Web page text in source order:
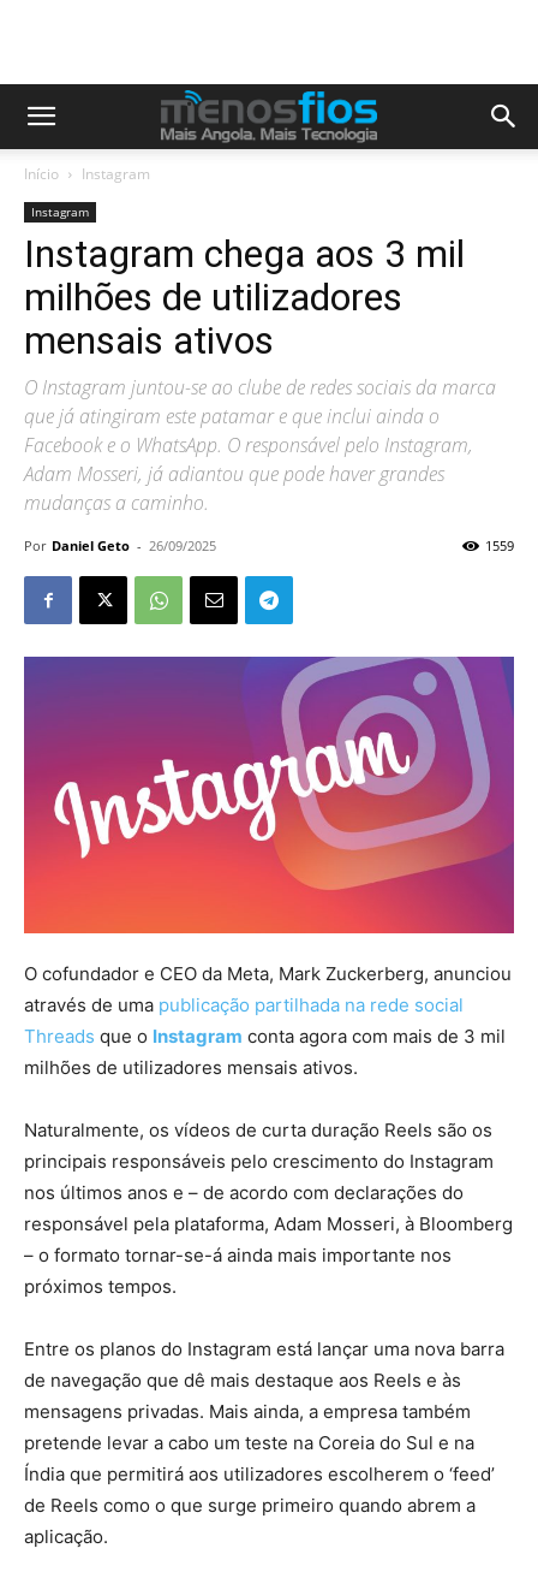
Início Instagram
Instagram
Instagram chega aos 3 mil
milhões de utilizadores
mensais ativos
O Instagram juntou-se ao clube de redes sociais da marca
que já atingiram este patamar e que inclui ainda o
Facebook e o WhatsApp. O responsável pelo Instagram,
Adam Mosseri, já adiantou que pode haver grandes
mudanças a caminho.
Por Daniel Geto - 26/09/2025 1559
O cofundador e CEO da Meta, Mark Zuckerberg, anunciou
através de uma publicação partilhada na rede social
Threads que o Instagram conta agora com mais de 3 mil
milhões de utilizadores mensais ativos.
Naturalmente, os vídeos de curta duração Reels são os
principais responsáveis pelo crescimento do Instagram
nos últimos anos e – de acordo com declarações do
responsável pela plataforma, Adam Mosseri, à Bloomberg
– o formato tornar-se-á ainda mais importante nos
próximos tempos.
Entre os planos do Instagram está lançar uma nova barra
de navegação que dê mais destaque aos Reels e às
mensagens privadas. Mais ainda, a empresa também
pretende levar a cabo um teste na Coreia do Sul e na
Índia que permitirá aos utilizadores escolherem o ‘feed’
de Reels como o que surge primeiro quando abrem a
aplicação.